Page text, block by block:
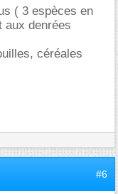
( 3 espèces en
aux denrées
céréales
#6